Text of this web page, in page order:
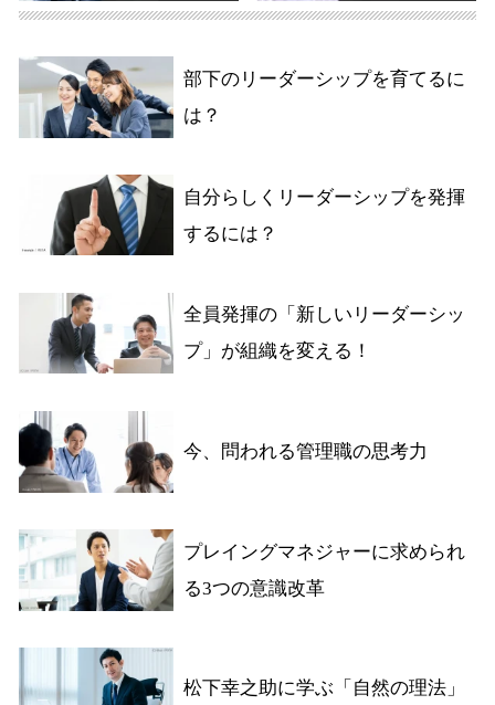
部下のリーダーシップを育てるに
は？
自分らしくリーダーシップを発揮
するには？
全員発揮の「新しいリーダーシッ
プ」が組織を変える！
今、問われる管理職の思考力
プレイングマネジャーに求められ
る3つの意識改革
松下幸之助に学ぶ「自然の理法」